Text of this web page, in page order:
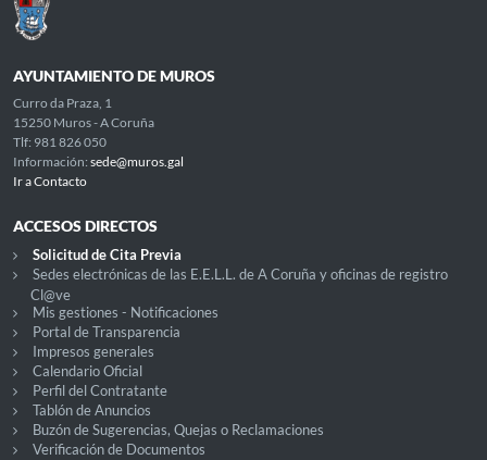
AYUNTAMIENTO DE MUROS
Curro da Praza, 1
15250 Muros - A Coruña
Tlf: 981 826 050
Información: sede@muros.gal
Ir a Contacto
ACCESOS DIRECTOS
Solicitud de Cita Previa
Sedes electrónicas de las E.E.L.L. de A Coruña y oficinas de registro
Cl@ve
Mis gestiones - Notificaciones
Portal de Transparencia
Impresos generales
Calendario Oficial
Perfil del Contratante
Tablón de Anuncios
Buzón de Sugerencias, Quejas o Reclamaciones
Verificación de Documentos